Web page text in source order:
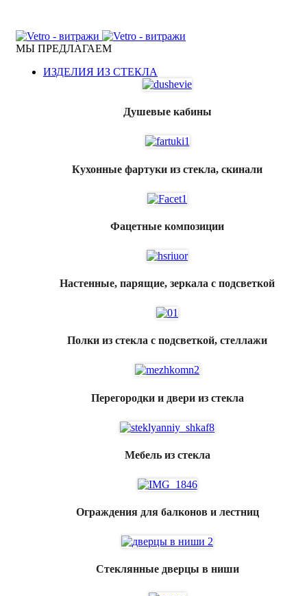
МЫ ПРЕДЛАГАЕМ
ИЗДЕЛИЯ ИЗ СТЕКЛА
Душевые кабины
Кухонные фартуки из стекла, скинали
Фацетные композиции
Настенные, парящие, зеркала с подсветкой
Полки из стекла с подсветкой, стеллажи
Перегородки и двери из стекла
Мебель из стекла
Ограждения для балконов и лестниц
Стеклянные дверцы в ниши